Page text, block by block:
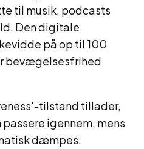
til musik, podcasts
Den digitale
på op til 100
bevægelsesfrihed
tilstand tillader,
igennem, mens
dæmpes.